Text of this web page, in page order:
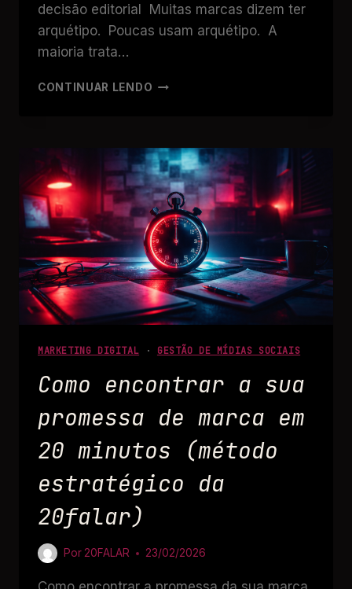
decisão editorial Muitas marcas dizem ter
arquétipo. Poucas usam arquétipo. A
maioria trata…
CONTINUAR LENDO
MARKETING DIGITAL · GESTÃO DE MÍDIAS SOCIAIS
Como encontrar a sua
promessa de marca em
20 minutos (método
estratégico da
20falar)
Por20FALAR 23/02/2026